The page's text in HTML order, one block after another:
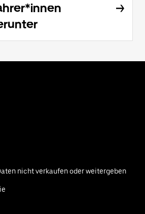
nicht verkaufen oder weitergeben